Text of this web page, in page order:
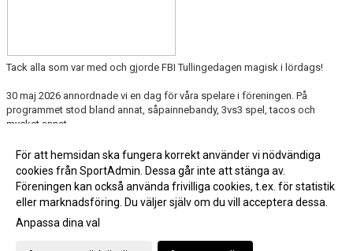
Tack alla som var med och gjorde FBI Tullingedagen magisk i lördags!
30 maj 2026 annordnade vi en dag för våra spelare i föreningen. På
programmet stod bland annat, såpainnebandy, 3vs3 spel, tacos och
mycket annat.
Fler nyheter >>
Gå till Webbversion
För att hemsidan ska fungera korrekt använder vi nödvändiga
cookies från SportAdmin. Dessa går inte att stänga av.
Föreningen kan också använda frivilliga cookies, t.ex. för statistik
eller marknadsföring. Du väljer själv om du vill acceptera dessa.
Anpassa dina val